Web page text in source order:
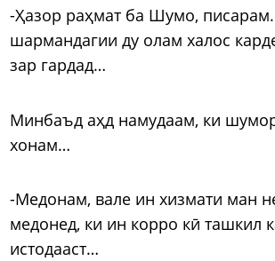
-Ҳазор раҳмат ба Шумо,
шармандагии ду олам халос
зар гардад…
Минбаъд аҳд намудаам, ки
хонам…
-Медонам, вале ин хизмати ман
медонед, ки ин корро кӣ ташкил
истодааст…